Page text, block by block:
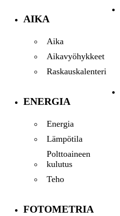
AIKA
Aika
Aikavyöhykkeet
Raskauskalenteri
ENERGIA
Energia
Lämpötila
Polttoaineen
kulutus
Teho
FOTOMETRIA